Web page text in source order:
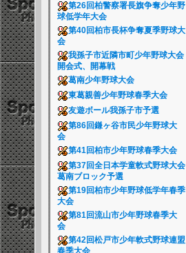
第26回柏警察署長旗争奪少年野
球低学年大会
第40回柏市長杯争奪夏季野球大
会
我孫子市近隣市町少年野球大会
開会式、開幕戦
葛南少年野球大会
東葛親善少年野球春季大会
友遊ボール我孫子市予選
第86回鎌ヶ谷市民少年野球大
会
第41回柏市少年野球春季大会
第37回全日本学童軟式野球大会
葛南ブロック予選
第19回柏市少年野球低学年春季
大会
第81回流山市少年野球春季大
会
第42回松戸市少年軟式野球連盟
春季大会